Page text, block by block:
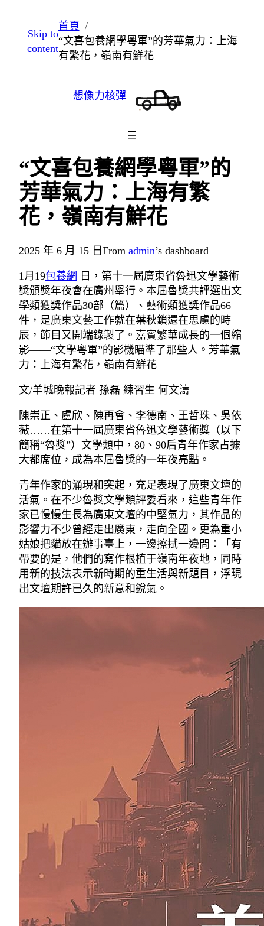
至
主
Skip to
content
首頁
“文喜包養網學粵軍”的芳華氣力：上海
有繁花，嶺南有鮮花
想像力核彈
“文喜包養網學粵軍”的
芳華氣力：上海有繁
花，嶺南有鮮花
2025 年 6 月 15 日 From admin’s dashboard
1月19包養網 日，第十一屆廣東省魯迅文學藝術
獎頒獎年夜會在廣州舉行。本屆魯獎共評選出文
學類獲獎作品30部（篇）、藝術類獲獎作品66
件，是廣東文藝工作就在葉秋鎖還在思慮的時
辰，節目又開端錄製了。嘉賓繁華成長的一個縮
影——“文學粵軍”的影機瞄準了那些人。芳華氣
力：上海有繁花，嶺南有鮮花
文/羊城晚報記者 孫磊 練習生 何文濤
陳崇正、盧欣、陳再會、李德南、王哲珠、吳依
薇……在第十一屆廣東省魯迅文學藝術獎（以下
簡稱“魯獎”）文學類中，80、90后青年作家占據
大都席位，成為本屆魯獎的一年夜亮點。
青年作家的涌現和突起，充足表現了廣東文壇的
活氣。在不少魯獎文學類評委看來，這些青年作
家已慢慢生長為廣東文壇的中堅氣力，其作品的
影響力不少曾經走出廣東，走向全國。更為重小
姑娘把貓放在辦事臺上，一邊擦拭一邊問：「有
帶要的是，他們的寫作根植于嶺南年夜地，同時
用新的技法表示新時期的重生活與新題目，浮現
出文壇期許已久的新意和銳氣。